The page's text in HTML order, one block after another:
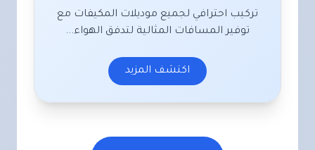
تركيب احترافي لجميع موديلات المكيفات مع
توفير المسافات المثالية لتدفق الهواء...
اكتشف المزيد